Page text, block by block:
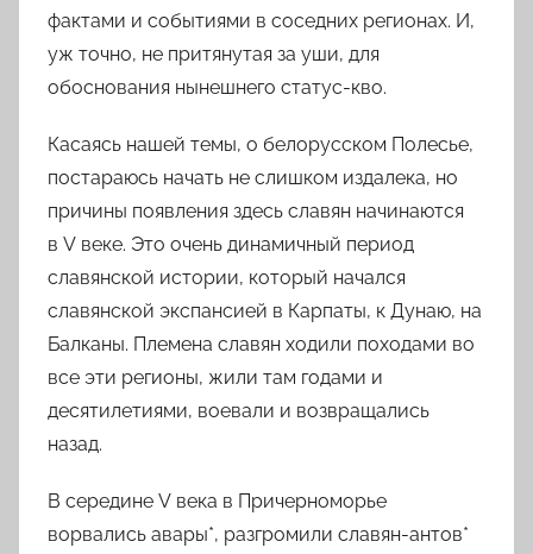
фактами и событиями в соседних регионах. И,
уж точно, не притянутая за уши, для
обоснования нынешнего статус-кво.
Касаясь нашей темы, о белорусском Полесье,
постараюсь начать не слишком издалека, но
причины появления здесь славян начинаются
в V веке. Это очень динамичный период
славянской истории, который начался
славянской экспансией в Карпаты, к Дунаю, на
Балканы. Племена славян ходили походами во
все эти регионы, жили там годами и
десятилетиями, воевали и возвращались
назад.
В середине V века в Причерноморье
ворвались авары*, разгромили славян-антов*